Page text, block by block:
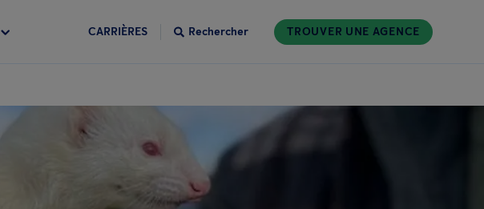
CARRIÈRES Rechercher TROUVER UNE AGENCE